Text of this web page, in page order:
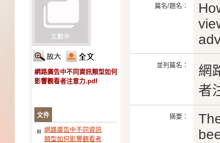
網路廣告中不同資訊類型如何
影響觀看者注意力.pdf
文件
網路廣告中不同資訊
類型如何影響觀看者
篇名/題名：
並列篇名：
網
者
摘要：